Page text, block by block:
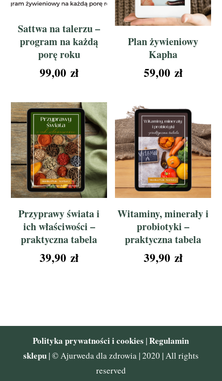
Sattwa na talerzu –
program na każdą
porę roku
99,00zł
Plan żywieniowy
Kapha
59,00 zł
Przyprawy świata i
ich właściwości –
praktyczna tabela
39,90zł
Witaminy, minerały i
probiotyki –
praktyczna tabela
39,90 zł
Polityka prywatności i cookies |Regulamin
sklepu | © Ajurweda dla zdrowia | 2020 | All rights
reserved